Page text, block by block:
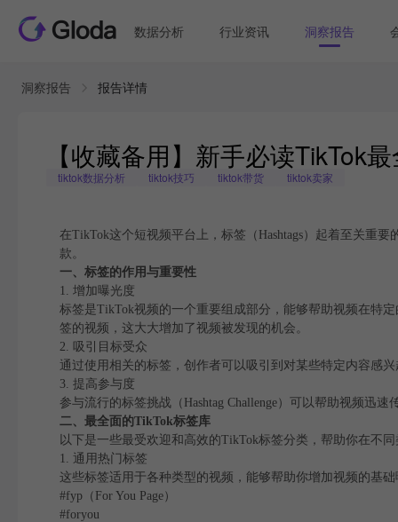
数据分析 行业资讯 洞察报告
洞察报告 报告详情
【收藏备用】新手必读TikTok
tiktok数据分析 tiktok技巧 tiktok带货 tiktok卖家
在TikTok这个短视频平台上，标签（Hashtags）起着至关重
款。
一、标签的作用与重要性
1. 增加曝光度
标签是TikTok视频的一个重要组成部分，能够帮助视频在特
签的视频，这大大增加了视频被发现的机会。
2. 吸引目标受众
通过使用相关的标签，创作者可以吸引到对某些特定内容感
3. 提高参与度
参与流行的标签挑战（Hashtag Challenge）可以帮助视频迅
二、最全面的TikTok标签库
以下是一些最受欢迎和高效的TikTok标签分类，帮助你在不
1. 通用热门标签
这些标签适用于各种类型的视频，能够帮助你增加视频的基
#fyp（For You Page）
#foryou